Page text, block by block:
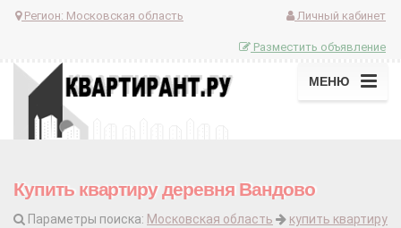
Регион: Московская область Личный кабинет
Разместить объявление
МЕНЮ
Купить квартиру деревня Вандово
Параметры поиска: Московская область
купить квартиру